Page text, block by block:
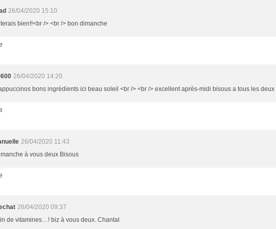
26/04/2020 15:10
bien!!<br /> <br /> bon dimanche
26/04/2020 14:20
bons ingrédients ici beau soleil <br /> <br /> excellent après-midi bisous a tous les deux
26/04/2020 11:43
à vous deux Bisous
26/04/2020 09:37
de vitamines…! biz à vous deux. Chantal